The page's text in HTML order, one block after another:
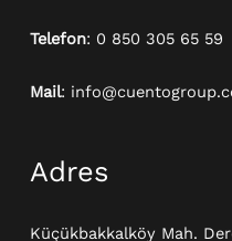
Telefon: 0 850 305 65 59
Mail:
Adres
Küçükbakkalköy Mah.